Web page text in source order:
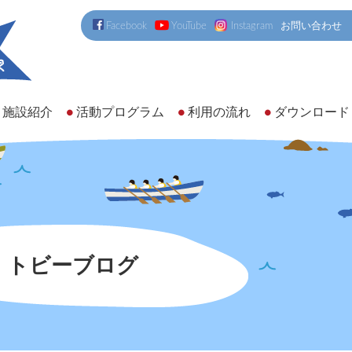
施設紹介 活動プログラム 利用の流れ ダウンロード
Facebook YouTube Instagram お問い合わせ
トビーブログ